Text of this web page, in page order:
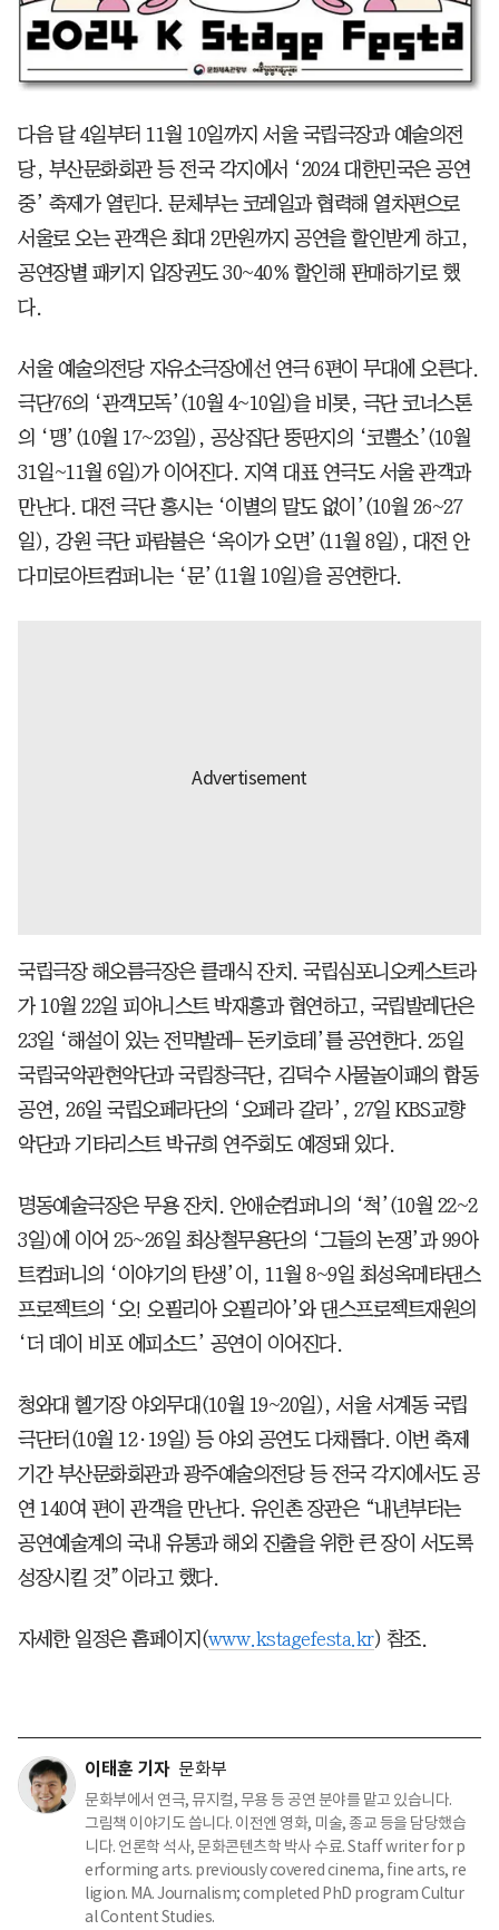
다음 달 4일부터 11월 10일까지 서울 국립극장과 예술의전
당, 부산문화회관 등 전국 각지에서 ‘2024 대한민국은 공연
중’ 축제가 열린다. 문체부는 코레일과 협력해 열차편으로
서울로 오는 관객은 최대 2만원까지 공연을 할인받게 하고,
공연장별 패키지 입장권도 30~40% 할인해 판매하기로 했
다.
서울 예술의전당 자유소극장에선 연극 6편이 무대에 오른다.
극단76의 ‘관객모독’(10월 4~10일)을 비롯, 극단 코너스톤
의 ‘맹’(10월 17~23일), 공상집단 뚱딴지의 ‘코뿔소’(10월
31일~11월 6일)가 이어진다. 지역 대표 연극도 서울 관객과
만난다. 대전 극단 홍시는 ‘이별의 말도 없이’(10월 26~27
일), 강원 극단 파람불은 ‘옥이가 오면’(11월 8일), 대전 안
다미로아트컴퍼니는 ‘문’(11월 10일)을 공연한다.
국립극장 해오름극장은 클래식 잔치. 국립심포니오케스트라
가 10월 22일 피아니스트 박재홍과 협연하고, 국립발레단은
23일 ‘해설이 있는 전막발레– 돈키호테’를 공연한다. 25일
국립국악관현악단과 국립창극단, 김덕수 사물놀이패의 합동
공연, 26일 국립오페라단의 ‘오페라 갈라’, 27일 KBS교향
악단과 기타리스트 박규희 연주회도 예정돼 있다.
명동예술극장은 무용 잔치. 안애순컴퍼니의 ‘척’(10월 22~2
3일)에 이어 25~26일 최상철무용단의 ‘그들의 논쟁’과 99아
트컴퍼니의 ‘이야기의 탄생’이, 11월 8~9일 최성옥메타댄스
프로젝트의 ‘오! 오필리아 오필리아’와 댄스프로젝트재원의
‘더 데이 비포 에피소드’ 공연이 이어진다.
청와대 헬기장 야외무대(10월 19~20일), 서울 서계동 국립
극단터(10월 12·19일) 등 야외 공연도 다채롭다. 이번 축제
기간 부산문화회관과 광주예술의전당 등 전국 각지에서도 공
연 140여 편이 관객을 만난다. 유인촌 장관은 “내년부터는
공연예술계의 국내 유통과 해외 진출을 위한 큰 장이 서도록
성장시킬 것”이라고 했다.
자세한 일정은 홈페이지(www.kstagefesta.kr) 참조.
이태훈 기자 문화부
문화부에서 연극, 뮤지컬, 무용 등 공연 분야를 맡고 있습니다.
그림책 이야기도 씁니다. 이전엔 영화, 미술, 종교 등을 담당했습
니다. 언론학 석사, 문화콘텐츠학 박사 수료. Staff writer for p
erforming arts. previously covered cinema, fine arts, re
ligion. MA. Journalism; completed PhD program Cultur
al Content Studies.